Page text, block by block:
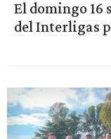
El domingo 16
del Interligas